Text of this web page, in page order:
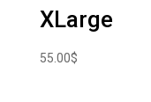
XLarge
55.00$